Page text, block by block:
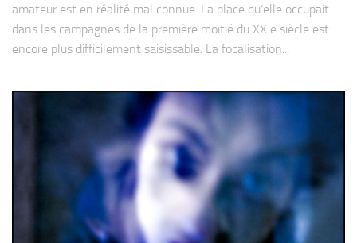
amateur est en réalité mal connue. La place qu’elle occupait
dans les campagnes de la première moitié du XX e siècle est
encore plus difficilement saisissable. La focalisation...